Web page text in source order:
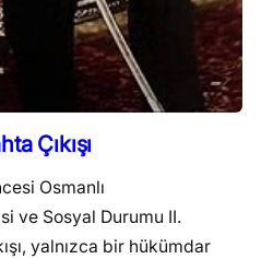
Çıkışı
Osmanlı
ve Sosyal Durumu II.
yalnızca bir hükümdar